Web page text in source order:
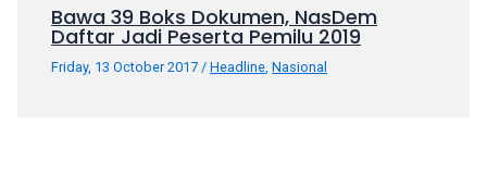
Bawa 39 Boks Dokumen, NasDem
Daftar Jadi Peserta Pemilu 2019
Friday, 13 October 2017/Headline,Nasional